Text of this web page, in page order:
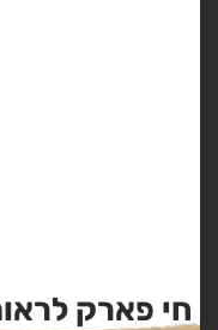
חי פארק